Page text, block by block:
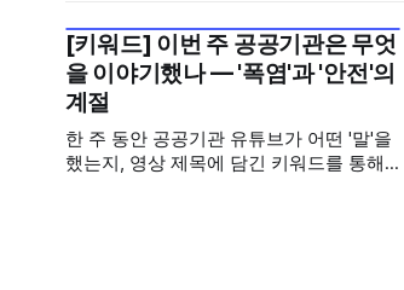
2026년 7월 5주
[키워드] 이번 주 공공기관은 무엇
을 이야기했나 — '폭염'과 '안전'의
계절
한 주 동안 공공기관 유튜브가 어떤 '말'을
했는지, 영상 제목에 담긴 키워드를 통해